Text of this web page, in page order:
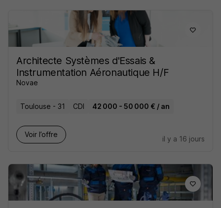
Architecte Systèmes d'Essais &
Instrumentation Aéronautique H/F
Novae
Toulouse - 31 CDI 42 000 - 50 000 € / an
Voir l’offre
il y a 16 jours